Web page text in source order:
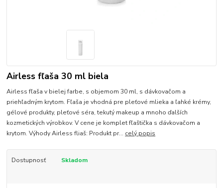
Airless fľaša 30 ml biela
Airless fľaša v bielej farbe, s objemom 30 ml, s dávkovačom a
priehľadným krytom. Fľaša je vhodná pre pleťové mlieka a ľahké krémy,
gélové produkty, pleťové séra, tekutý makeup a mnoho ďalších
kozmetických výrobkov. V cene je komplet fľaštička s dávkovačom a
krytom. Výhody Airless fliaš: Produkt pr... celý popis
Dostupnosť Skladom